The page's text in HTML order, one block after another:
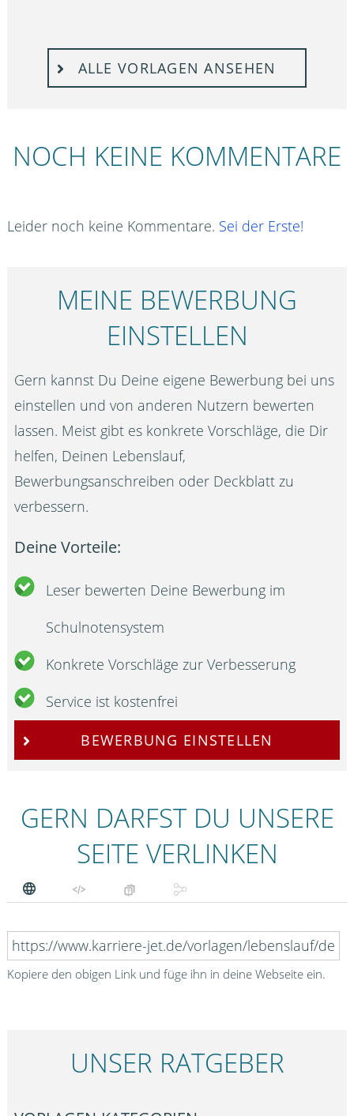
ALLE VORLAGEN ANSEHEN
NOCH KEINE KOMMENTARE
Leider noch keine Kommentare. Sei der Erste!
MEINE BEWERBUNG
EINSTELLEN
Gern kannst Du Deine eigene Bewerbung bei uns
einstellen und von anderen Nutzern bewerten
lassen. Meist gibt es konkrete Vorschläge, die Dir
helfen, Deinen Lebenslauf,
Bewerbungsanschreiben oder Deckblatt zu
verbessern.
Deine Vorteile:
Leser bewerten Deine Bewerbung im
Schulnotensystem
Konkrete Vorschläge zur Verbesserung
Service ist kostenfrei
BEWERBUNG EINSTELLEN
GERN DARFST DU UNSERE
SEITE VERLINKEN
Kopiere den obigen Link und füge ihn in deine Webseite ein.
UNSER RATGEBER